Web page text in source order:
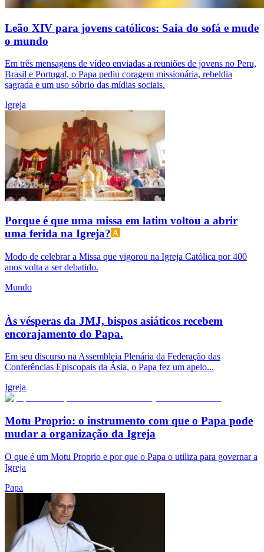
Leão XIV para jovens católicos: Saia do sofá e mude
o mundo
Em três mensagens de vídeo enviadas a reuniões de jovens no Peru,
Brasil e Portugal, o Papa pediu coragem missionária, rebeldia
sagrada e um uso sóbrio das mídias sociais.
Igreja
Porque é que uma missa em latim voltou a abrir
uma ferida na Igreja?
Modo de celebrar a Missa que vigorou na Igreja Católica por 400
anos volta a ser debatido.
Mundo
Às vésperas da JMJ, bispos asiáticos recebem
encorajamento do Papa.
Em seu discurso na Assembleia Plenária da Federação das
Conferências Episcopais da Ásia, o Papa fez um apelo...
Igreja
Motu Proprio: o instrumento com que o Papa pode
mudar a organização da Igreja
O que é um Motu Proprio e por que o Papa o utiliza para governar a
Igreja
Papa